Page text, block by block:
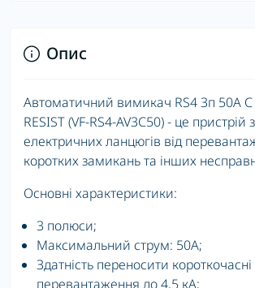
Опис
Автоматичний вимикач RS4 3п 50А С
RESIST (VF-RS4-AV3C50) - це пристрій
електричних ланцюгів від
коротких замикань та інших
Основні характеристики:
3 полюси;
Максимальний струм: 50А;
Здатність переносити короткочасні
перевантаження до 4,5 кА;